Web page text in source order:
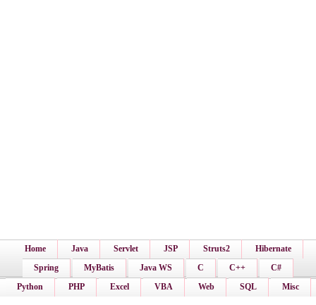
Home Java Servlet JSP Struts2
Hibernate
Spring
MyBatis Java WS C C++
C#
Python
PHP Excel VBA Web SQL Misc